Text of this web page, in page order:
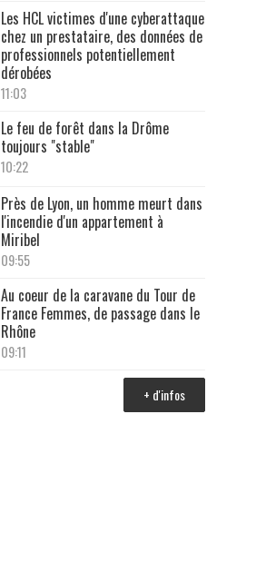
Les HCL victimes d'une cyberattaque
chez un prestataire, des données de
professionnels potentiellement
dérobées
11:03
Le feu de forêt dans la Drôme
toujours "stable"
10:22
Près de Lyon, un homme meurt dans
l'incendie d'un appartement à
Miribel
09:55
Au coeur de la caravane du Tour de
France Femmes, de passage dans le
Rhône
09:11
+ d'infos